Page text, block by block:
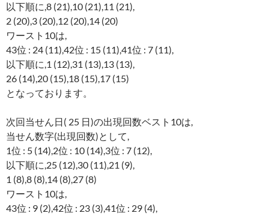
以下順に,8 (21),10 (21),11 (21),
2 (20),3 (20),12 (20),14 (20)
ワースト10は,
43位 : 24 (11),42位 : 15 (11),41位 : 7 (11),
以下順に,1 (12),31 (13),13 (13),
26 (14),20 (15),18 (15),17 (15)
となっております。
次回当せん日( 25 日)の出現回数ベスト10は,
当せん数字(出現回数)として,
1位 : 5 (14),2位 : 10 (14),3位 : 7 (12),
以下順に,25 (12),30 (11),21 (9),
1 (8),8 (8),14 (8),27 (8)
ワースト10は,
43位 : 9 (2),42位 : 23 (3),41位 : 29 (4),